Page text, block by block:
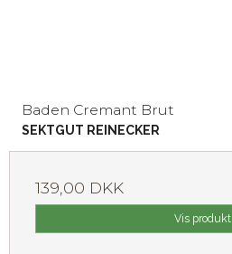
Baden Cremant Brut
SEKTGUT REINECKER
139,00 DKK
Vis produkt